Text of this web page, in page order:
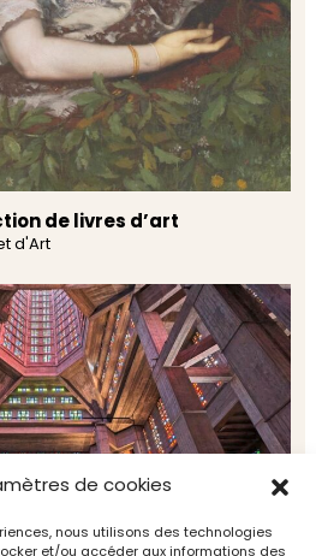
de cookies
nous utilisons des technologies
et/ou accéder aux informations des
de livres d’art
d'Art